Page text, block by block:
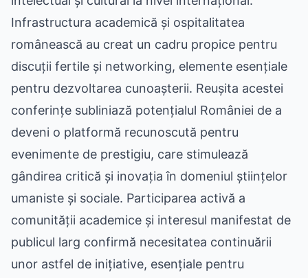
Infrastructura academică și ospitalitatea
românească au creat un cadru propice pentru
discuții fertile și networking, elemente esențiale
pentru dezvoltarea cunoașterii. Reușita acestei
conferințe subliniază potențialul României de a
deveni o platformă recunoscută pentru
evenimente de prestigiu, care stimulează
gândirea critică și inovația în domeniul științelor
umaniste și sociale. Participarea activă a
comunității academice și interesul manifestat de
publicul larg confirmă necesitatea continuării
unor astfel de inițiative, esențiale pentru